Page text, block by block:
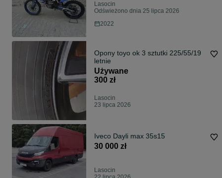
Lasocin
Odświeżono dnia 25 lipca 2026
2022
Opony toyo ok 3 sztutki 225/55/19
letnie
Używane
300 zł
Lasocin
23 lipca 2026
Iveco Dayli max 35s15
30 000 zł
Lasocin